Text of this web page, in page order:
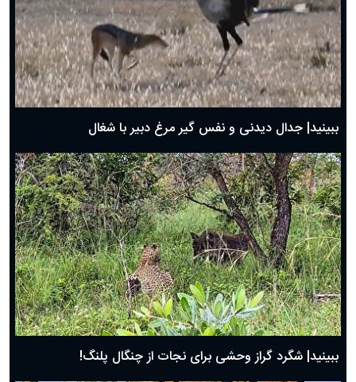
دعای روز سوم ماه مبارک رمضان؛ ۱۴ اسفند ۱۴۰۴
دعای روز دوم ماه مبارک رمضان ۱ اسفند ماه ۱۴۰۴
دعای روز اول ماه مبارک رمضان، ۳۰ بهمن ۱۴۰۴
حضرت زینب(س) چگونه از دنیا رفت؟
بهترین پیامک تبریک روز پدر ۱۴۰۴؛ جملات زیبا و صمیمانه
ببینید| جدال دیدنی و نفس گیر مرغ دبیر با شغال
ببینید| شگرد گراز وحشی برای نجات از چنگال پلنگ!